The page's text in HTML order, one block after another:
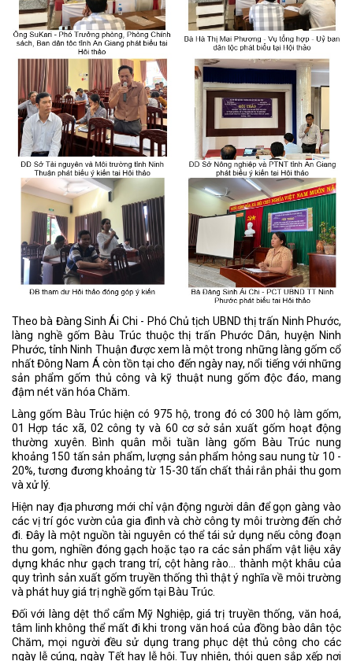
Theo bà Đàng Sinh Ái Chi - Phó Chủ tịch UBND thị trấn Ninh Phước,
làng nghề gốm Bàu Trúc thuộc thị trấn Phước Dân, huyện Ninh
Phước, tỉnh Ninh Thuận được xem là một trong những làng gốm cổ
nhất Đông Nam Á còn tồn tại cho đến ngày nay, nổi tiếng với những
sản phẩm gốm thủ công và kỹ thuật nung gốm độc đáo, mang
đậm nét văn hóa Chăm.
Làng gốm Bàu Trúc hiện có 975 hộ, trong đó có 300 hộ làm gốm,
01 Hợp tác xã, 02 công ty và 60 cơ sở sản xuất gốm hoạt động
thường xuyên. Bình quân mỗi tuần làng gốm Bàu Trúc nung
khoảng 150 tấn sản phẩm, lượng sản phẩm hỏng sau nung từ 10 -
20%, tương đương khoảng từ 15-30 tấn chất thải rắn phải thu gom
và xử lý.
Hiện nay địa phương mới chỉ vận động người dân để gọn gàng vào
các vị trí góc vườn của gia đình và chờ công ty môi trường đến chở
đi. Đây là một nguồn tài nguyên có thể tái sử dụng nếu công đoạn
thu gom, nghiền đóng gạch hoặc tạo ra các sản phẩm vật liệu xây
dựng khác như gạch trang trí, cột hàng rào… thành một khâu của
quy trình sản xuất gốm truyền thống thì thật ý nghĩa về môi trường
và phát huy giá trị nghề gốm tại Bàu Trúc.
Đối với làng dệt thổ cẩm Mỹ Nghiệp, giá trị truyền thống, văn hoá,
tâm linh không thể mất đi khi trong văn hoá của đồng bào dân tộc
Chăm, mọi người đều sử dụng trang phục dệt thủ công cho các
ngày lễ cúng, ngày Tết hay lễ hội. Tuy nhiên, thói quen sắp xếp nơi